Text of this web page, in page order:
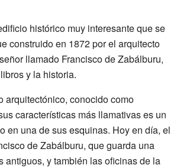
histórico muy interesante que se
construido en 1872 por el arquitecto
llamado Francisco de Zabálburu,
y la historia.
arquitectónico, conocido como
características más llamativas es un
en una de sus esquinas. Hoy en día, el
de Zabálburu, que guarda una
y también las oficinas de la